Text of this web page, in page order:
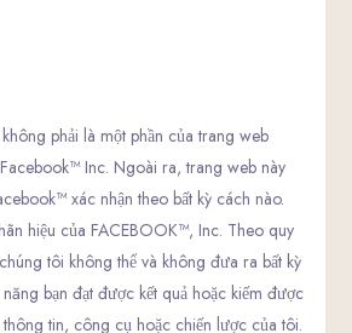
phải là một phần của trang web
Inc. Ngoài ra, trang web này
xác nhận theo bất kỳ cách nào.
hiệu của FACEBOOK™, Inc. Theo quy
tôi không thể và không đưa ra bất kỳ
bạn đạt được kết quả hoặc kiếm được
tin, công cụ hoặc chiến lược của tôi.